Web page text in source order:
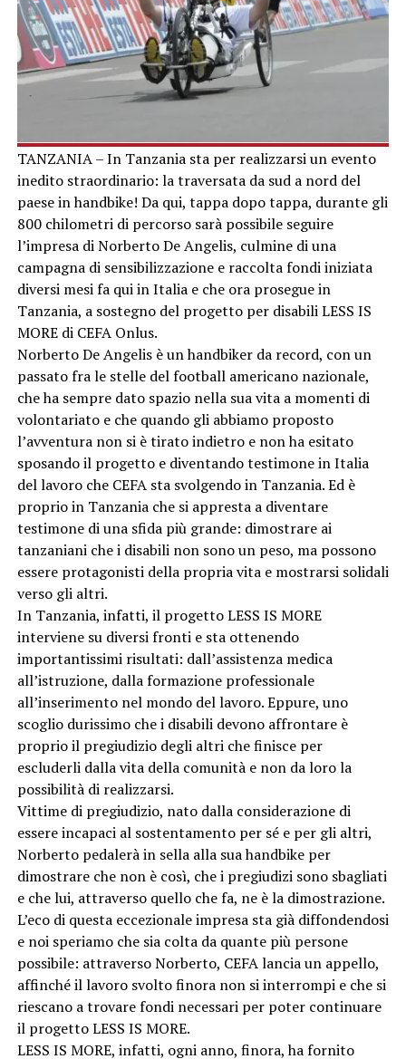
TANZANIA – In Tanzania sta per realizzarsi un evento
inedito straordinario: la traversata da sud a nord del
paese in handbike! Da qui, tappa dopo tappa, durante gli
800 chilometri di percorso sarà possibile seguire
l’impresa di Norberto De Angelis, culmine di una
campagna di sensibilizzazione e raccolta fondi iniziata
diversi mesi fa qui in Italia e che ora prosegue in
Tanzania, a sostegno del progetto per disabili LESS IS
MORE di CEFA Onlus.
Norberto De Angelis è un handbiker da record, con un
passato fra le stelle del football americano nazionale,
che ha sempre dato spazio nella sua vita a momenti di
volontariato e che quando gli abbiamo proposto
l’avventura non si è tirato indietro e non ha esitato
sposando il progetto e diventando testimone in Italia
del lavoro che CEFA sta svolgendo in Tanzania. Ed è
proprio in Tanzania che si appresta a diventare
testimone di una sfida più grande: dimostrare ai
tanzaniani che i disabili non sono un peso, ma possono
essere protagonisti della propria vita e mostrarsi solidali
verso gli altri.
In Tanzania, infatti, il progetto LESS IS MORE
interviene su diversi fronti e sta ottenendo
importantissimi risultati: dall’assistenza medica
all’istruzione, dalla formazione professionale
all’inserimento nel mondo del lavoro. Eppure, uno
scoglio durissimo che i disabili devono affrontare è
proprio il pregiudizio degli altri che finisce per
escluderli dalla vita della comunità e non da loro la
possibilità di realizzarsi.
Vittime di pregiudizio, nato dalla considerazione di
essere incapaci al sostentamento per sé e per gli altri,
Norberto pedalerà in sella alla sua handbike per
dimostrare che non è così, che i pregiudizi sono sbagliati
e che lui, attraverso quello che fa, ne è la dimostrazione.
L’eco di questa eccezionale impresa sta già diffondendosi
e noi speriamo che sia colta da quante più persone
possibile: attraverso Norberto, CEFA lancia un appello,
affinché il lavoro svolto finora non si interrompi e che si
riescano a trovare fondi necessari per poter continuare
il progetto LESS IS MORE.
LESS IS MORE, infatti, ogni anno, finora, ha fornito